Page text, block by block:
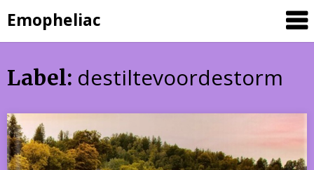
to
content
Emopheliac
Label: destiltevoordestorm